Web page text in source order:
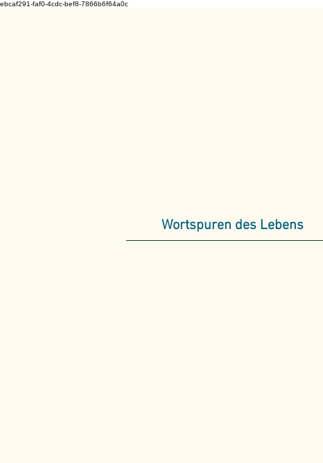
ebcaf291-faf0-4cdc-bef8-7866b6f64a0c
Wortspuren des Lebens